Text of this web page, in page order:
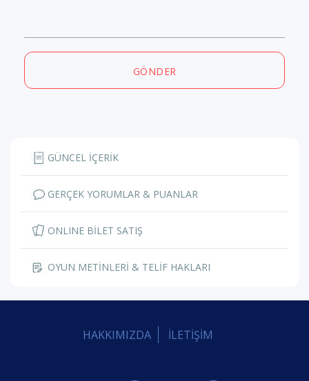
GÖNDER
GÜNCEL İÇERİK
GERÇEK YORUMLAR & PUANLAR
ONLINE BİLET SATIŞ
OYUN METİNLERİ & TELİF HAKLARI
HAKKIMIZDA İLETİŞİM